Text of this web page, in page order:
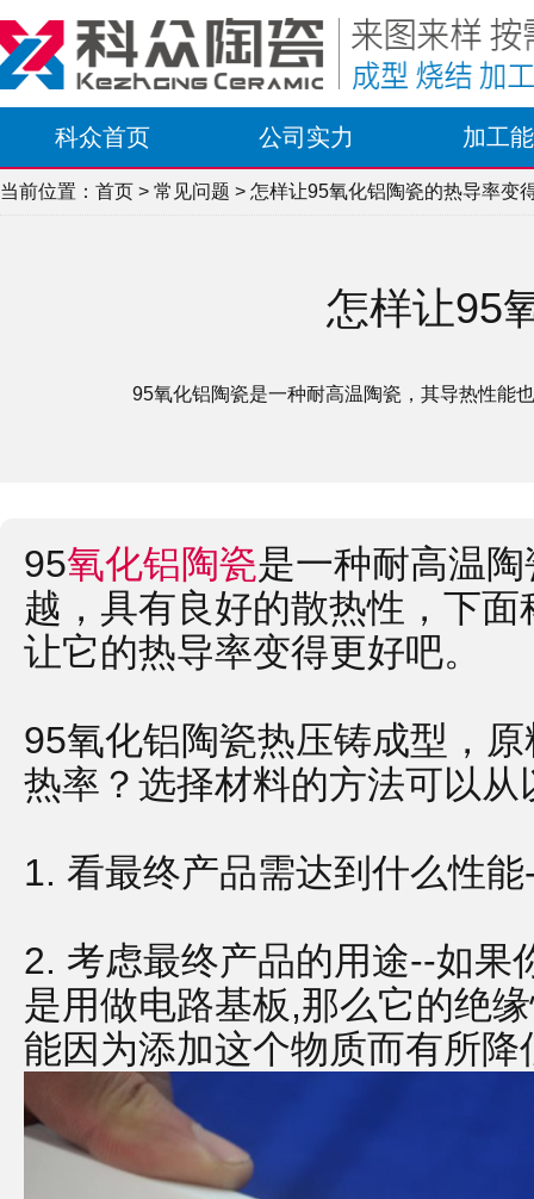
科众首页 公司实力 加工
当前位置： 首页 > 常见问题 > 怎样让95氧化铝陶瓷的热导率变
怎样让95
95氧化铝陶瓷是一种耐高温陶瓷，其导热性能
95氧化铝陶瓷是一种耐高温
越，具有良好的散热性，下
让它的热导率变得更好吧。
95氧化铝陶瓷热压铸成型，
热率？选择材料的方法可以从
1. 看最终产品需达到什么性
2. 考虑最终产品的用途--如果
是用做电路基板,那么它的绝
能因为添加这个物质而有所降